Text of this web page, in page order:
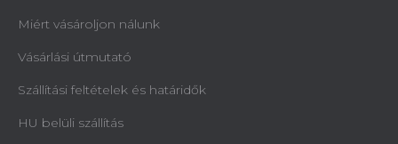
Miért vásároljon nálunk
Vásárlási útmutató
Szállítási feltételek és határidők
HU belüli szállítás